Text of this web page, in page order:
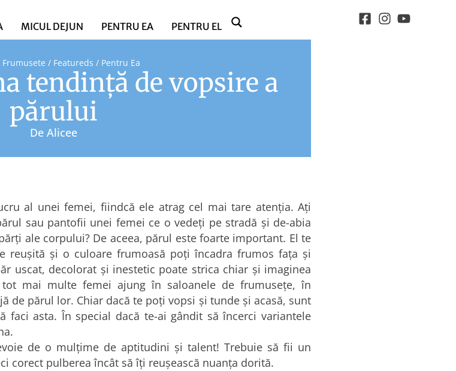
MICUL DEJUN PENTRU EA PENTRU EL
Frumusete / Featureds / Pentru Ea
tendinţă de vopsire a
părului
De Alicee
al unei femei, fiindcă ele atrag cel mai tare atenţia. Aţi
sau pantofii unei femei ce o vedeţi pe stradă şi de-abia
ale corpului? De aceea, părul este foarte important. El te
reuşită şi o culoare frumoasă poţi încadra frumos faţa şi
uscat, decolorat şi inestetic poate strica chiar şi imaginea
mai multe femei ajung în saloanele de frumuseţe, în
de părul lor. Chiar dacă te poţi vopsi şi tunde şi acasă, sunt
asta. În special dacă te-ai gândit să încerci variantele
de o mulţime de aptitudini şi talent! Trebuie să fii un
corect pulberea încât să îţi reuşească nuanţa dorită.